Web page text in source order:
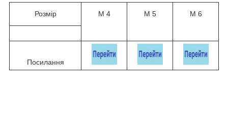
Розмір М 4 М 5 М 6
Посилання